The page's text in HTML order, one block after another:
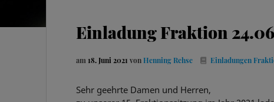
Einladung Fraktion
am 18. Juni 2021 von Henning Rehse Einladungen
Sehr geehrte Damen und Herren,